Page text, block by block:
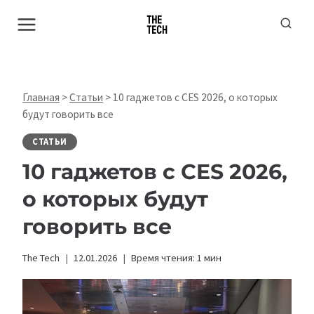
Главная >Статьи > 10 гаджетов с CES 2026, о которых
будут говорить все
СТАТЬИ
10 гаджетов с CES 2026,
о которых будут
говорить все
The Tech 12.01.2026 Время чтения: 1 мин